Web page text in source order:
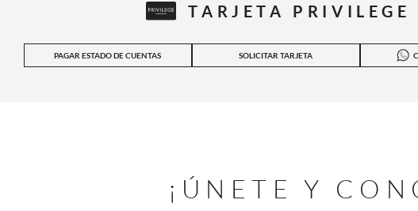
TARJETA PRIVILEGE
PAGAR ESTADO DE CUENTAS SOLICITAR TARJETA
¡ÚNETE Y